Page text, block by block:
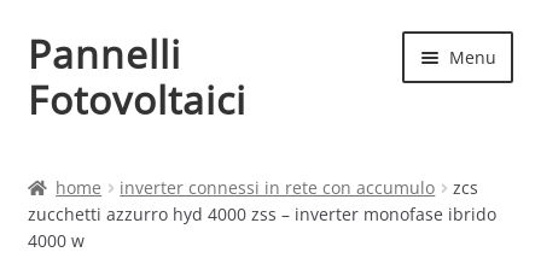
Vai
alla
navigazione
Vai
al
contenuto
Pannelli
Fotovoltaici
Menu
Cart
home inverter connessi in rete con accumulo
zcs
zucchetti azzurro hyd 4000 zss – inverter monofase ibrido
4000 w